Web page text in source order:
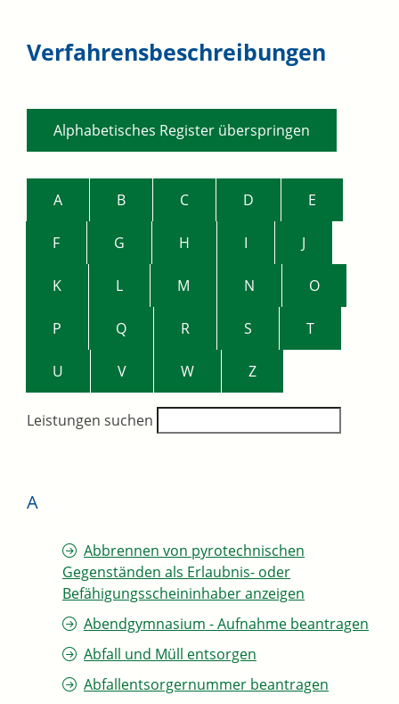
Verfahrensbeschreibungen
Alphabetisches Register überspringen
A B C D E
F G H I J
K L M N O
P Q R S T
U V W Z
Leistungen suchen
A
Abbrennen von pyrotechnischen
Gegenständen als Erlaubnis- oder
Befähigungsscheininhaber anzeigen
Abendgymnasium - Aufnahme beantragen
Abfall und Müll entsorgen
Abfallentsorgernummer beantragen